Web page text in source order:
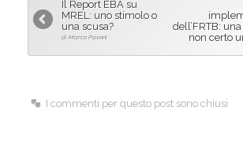
o
d
I
Il Report EBA su
MREL: uno stimolo o
una scusa?
di Marco Pavoni
dell’FRTB:
non certo
I commenti per questo post sono chiusi